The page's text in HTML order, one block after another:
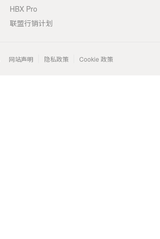
HBX Pro
联盟行销计划
网站声明 隐私政策 Cookie 政策